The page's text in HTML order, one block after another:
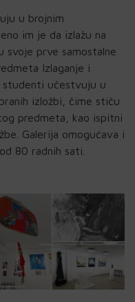
u brojnim
im je da izlažu na
svoje prve samostalne
Izlaganje i
studenti učestvuju u
izložbi, čime stiču
predmeta, kao ispitni
Galerija omogućava i
80 radnih sati.